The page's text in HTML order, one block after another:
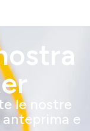
le nostre
e